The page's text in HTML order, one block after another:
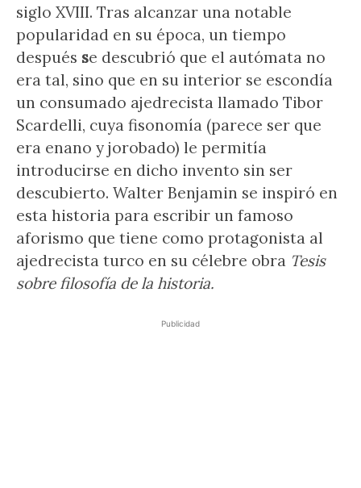
siglo XVIII. Tras alcanzar una notable
popularidad en su época, un tiempo
después se descubrió que el autómata no
era tal, sino que en su interior se escondía
un consumado ajedrecista llamado Tibor
Scardelli, cuya fisonomía (parece ser que
era enano y jorobado) le permitía
introducirse en dicho invento sin ser
descubierto. Walter Benjamin se inspiró en
esta historia para escribir un famoso
aforismo que tiene como protagonista al
ajedrecista turco en su célebre obra Tesis
sobre filosofía de la historia.
Publicidad